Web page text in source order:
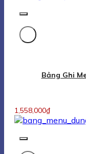
Bảng Ghi
1,558,000₫